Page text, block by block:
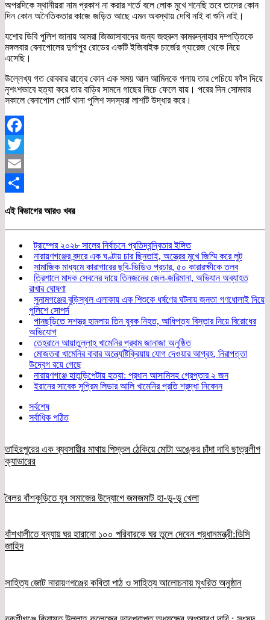
অপরদিকে স্থানীয়রা নাম প্রকাশ না করার শর্তে বলে লোক মুখে শনেছি তবে তাদের কোন
দিন কোন অনৈতিকতার কাজে জড়িত আছে এমন অবস্থায় দেখি নাই বা শুনি নাই।
যশোর ডিবি পুলিশ জানায় আমরা জিজ্ঞাসাবাদের জন্য জহুরুল কামরুন্নাহার দম্পত্তিকে
মঙ্গলবার বেনাপোলের দুর্গাপুর রোডের একটি ইজিবাইক চার্জের গ্যারেজ থেকে নিয়ে
এসেছি।
উল্লেখ্য গত রোববার রাত্রে কোন এক সময় আল আমিনকে গলায় তার পেচিয়ে ফাঁস দিয়ে
নৃশংশভাবে হত্যা করে তার বাড়ির সামনে গাছের নিচে ফেলে যায়। পরের দিন সোমবার
সকালে বেনাপোল পোর্ট থানা পুলিশ সদস্যরা লাশটি উদ্ধার করে।
Facebook
Twitter
Email
এই বিভাগের আরও খবর
ট্রাম্পের ২০২৮ সালের নির্বাচনে প্রতিদ্বন্দ্বিতার ইঙ্গিত
নারায়ণগঞ্জের বন্দরে এক ঘণ্টায় চার ছিনতাই, অস্ত্রের মুখে জিম্মি করে লুট
সামাজিক মাধ্যমে কারাগারের ছবি-ভিডিও প্রচার, ৫০ কারারক্ষীকে তলব
ত্রিশালে মাদক সেবনের দায়ে তিনজনের জেল-জরিমানা, অভিযান অব্যাহত
রাখার ঘোষণা
সুনামগঞ্জের বুড়িস্থল এলাকায় এক শিশুকে ধর্ষণের ঘটনায় জনতা গণধোলাই দিয়ে
পুলিশে সোপর্দ
পানছড়িতে সশস্ত্র হামলায় তিন যুবক নিহত, আধিপত্য বিস্তার নিয়ে বিরোধের
অভিযোগ
তেহরানে আয়াতুল্লাহ খামেনির প্রথম জানাজা অনুষ্ঠিত
মোজতবা খামেনির বাবার অন্ত্যেষ্টিক্রিয়ায় যোগ দেওয়ার আগ্রহ, নিরাপত্তা
উদ্বেগ রয়ে গেছে
নারায়ণগঞ্জে হাতুড়িপেটায় হত্যা: প্রধান আসামিসহ গ্রেপ্তার ২ জন
ইরানের সাবেক সুপ্রিম লিডার আলি খামেনির প্রতি শ্রদ্ধা নিবেদন
সর্বশেষ
সর্বাধিক পঠিত
তাহিরপুরের এক ব্যবসায়ীর মাথায় পিস্তল ঠেকিয়ে মোটা অঙ্কের চাঁদা দাবি ছাত্রলীগ
ক্যাডারের
বৈলর বাঁশকুড়িতে যুব সমাজের উদ্যোগে জমজমাট হা-ডু-ডু খেলা
বাঁশখালীতে বন্যায় ঘর হারানো ১০০ পরিবারকে ঘর তুলে দেবেন প্রধানমন্ত্রী:ডিসি
জাহিদ
সাহিত্য জোট নারায়ণগঞ্জের কবিতা পাঠ ও সাহিত্য আলোচনায় মুখরিত অনুষ্ঠান